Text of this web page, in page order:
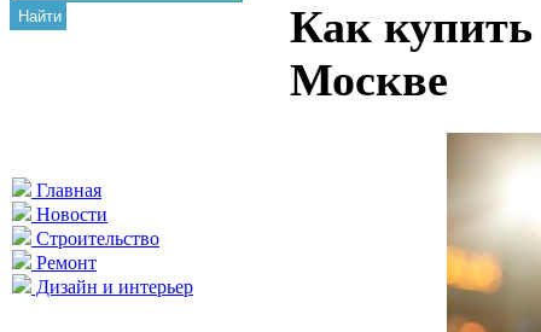
Найти
Главная
Новости
Строительство
Ремонт
Дизайн и интерьер
Как
Москве